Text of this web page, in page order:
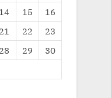
14 15
16
21 22
23
28 29
30